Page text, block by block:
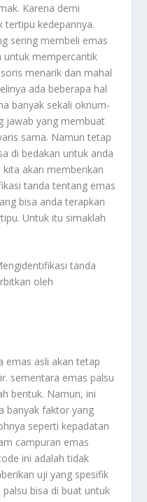
Karena demi
tertipu kedepannya.
sering membeli emas
untuk mempercantik
menarik dan mahal
ada beberapa hal
banyak sekali oknum-
jawab yang membuat
sama. Namun tetap
di bedakan untuk anda
akan memberikan
tanda tentang emas
bisa anda terapkan
Untuk itu simaklah
tanda
oleh
emas asli akan tetap
sementara emas palsu
bentuk. Namun, ini
banyak faktor yang
seperti kepadatan
campuran emas
ini adalah tidak
uji yang spesifik
bisa di buat untuk